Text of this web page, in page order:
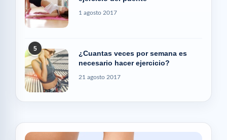
1 agosto 2017
5
¿Cuantas veces por semana es
necesario hacer ejercicio?
21 agosto 2017